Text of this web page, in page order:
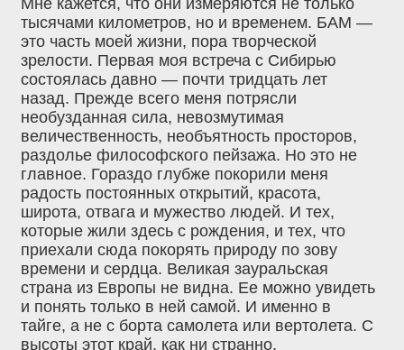
тысячами километров, но и временем. БАМ —
это часть моей жизни, пора творческой
зрелости. Первая моя встреча с Сибирью
состоялась давно — почти тридцать лет
назад. Прежде всего меня потрясли
необузданная сила, невозмутимая
величественность, необъятность просторов,
раздолье философского пейзажа. Но это не
главное. Гораздо глубже покорили меня
радость постоянных открытий, красота,
широта, отвага и мужество людей. И тех,
которые жили здесь с рождения, и тех, что
приехали сюда покорять природу по зову
времени и сердца. Великая зауральская
страна из Европы не видна. Ее можно увидеть
и понять только в ней самой. И именно в
тайге, а не с борта самолета или вертолета. С
высоты этот край, как ни странно,